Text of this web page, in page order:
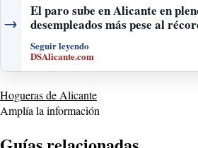
→
El paro sube en Alicante en
desempleados más pese al
Seguir leyendo
DSAlicante.com
Hogueras de Alicante
Amplía la información